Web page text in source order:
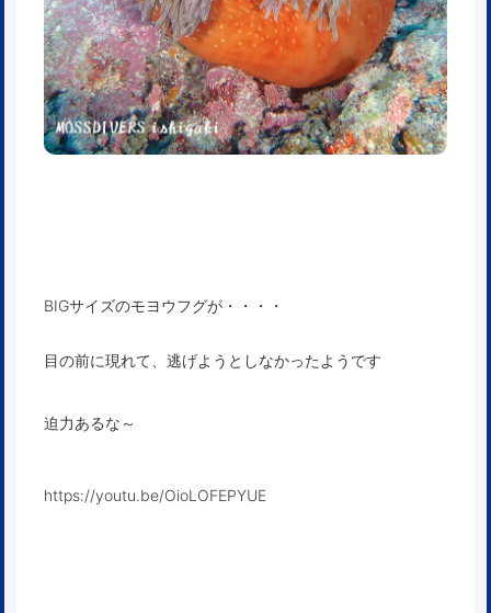
BIGサイズのモヨウフグが・・・・
目の前に現れて、逃げようとしなかったようです
迫力あるな～
https://youtu.be/OioLOFEPYUE